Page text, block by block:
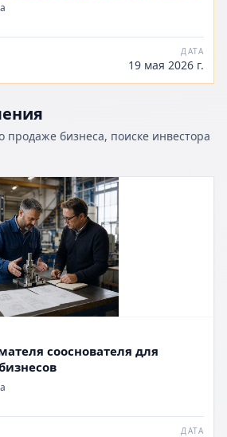
12 млрд.
ДАТА
19 мая 2026 г.
продаже бизнеса, поиске инвестора
сооснователя для
ДАТА